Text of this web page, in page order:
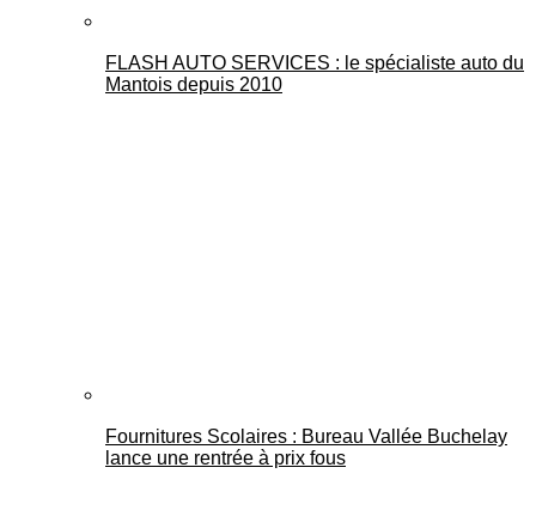
FLASH AUTO SERVICES : le spécialiste auto du
Mantois depuis 2010
Fournitures Scolaires : Bureau Vallée Buchelay
lance une rentrée à prix fous